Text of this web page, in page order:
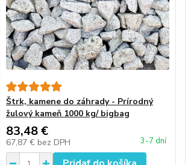
Štrk, kamene do záhrady - Prírodný
žulový kameň 1000 kg/ bigbag
83,48 €
67,87 € bez DPH 3-7 dní